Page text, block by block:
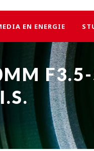
EN ENERGIE